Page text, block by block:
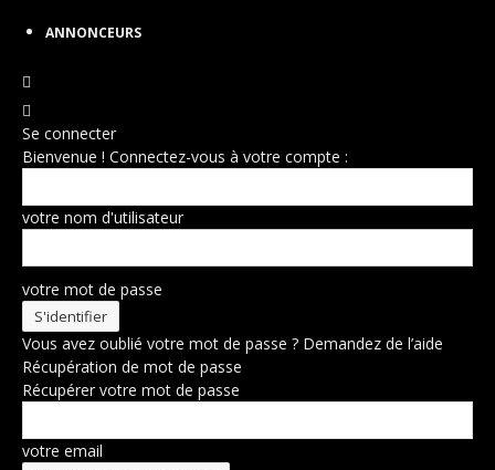
ANNONCEURS
Se connecter
Bienvenue ! Connectez-vous à votre compte :
votre nom d'utilisateur
votre mot de passe
Vous avez oublié votre mot de passe ? Demandez de l’aide
Récupération de mot de passe
Récupérer votre mot de passe
votre email